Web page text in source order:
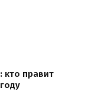
правит